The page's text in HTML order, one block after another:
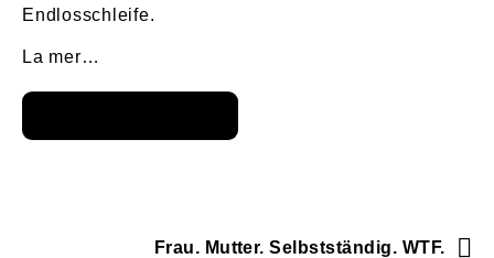
Endlosschleife.
La mer…
Frau. Mutter. Selbstständig. WTF.